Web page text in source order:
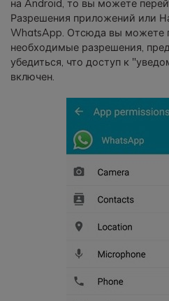
на Android, то вы можете
Разрешения приложений или
WhatsApp. Отсюда вы можете
необходимые разрешения,
убедиться, что доступ к
включен.